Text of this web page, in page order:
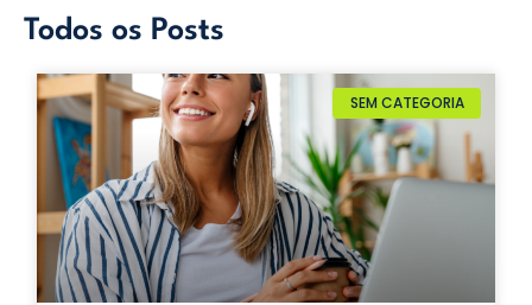
Todos os Posts
SEM CATEGORIA